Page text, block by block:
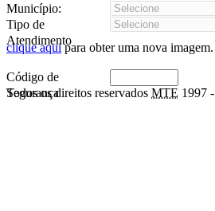
Município:
Tipo de
Atendimento
clique aquipara obter uma nova imagem.
Código de
Segurança
Todos os direitos reservados MTE 1997 -